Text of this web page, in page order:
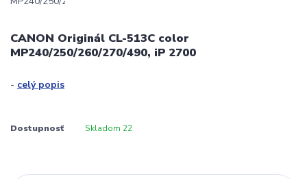
CANON Originál CL-513C color
MP240/250/260/270/490, iP 2700
- celý popis
Dostupnosť Skladom 22